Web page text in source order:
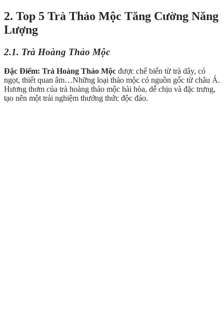
2. Top 5 Trà Thảo Mộc Tăng Cường Năng
Lượng
2.1. Trà Hoàng Thảo Mộc
Đặc Điểm: Trà Hoàng Thảo Mộc được chế biến từ trà dây, cỏ
ngọt, thiết quan âm…Những loại thảo mộc có nguồn gốc từ châu Á.
Hương thơm của trà hoàng thảo mộc hài hòa, dễ chịu và đặc trưng,
tạo nên một trải nghiệm thưởng thức độc đáo.